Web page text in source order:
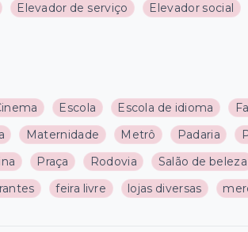
Elevador de serviço Elevador social
Escola Escola de idioma
Maternidade Metrô Padaria
Praça Rodovia Salão de beleza
feira livre lojas diversas